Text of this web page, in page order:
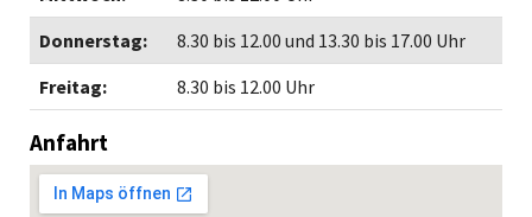
Donnerstag:
8.30 bis 12.00 und 13.30 bis 17.00 Uhr
Freitag:
8.30 bis 12.00 Uhr
Anfahrt